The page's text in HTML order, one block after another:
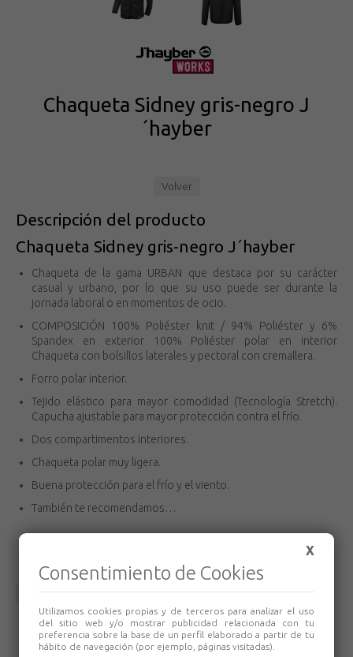
Chaqueta Sidney gris-negro J
´hayber
Volver
Descripción del producto
Chaqueta Sidney gris-negro J´hayber
Chaqueta de la gama URBAN que destaca por su carácter
casual y urbano, por lo que su uso puede ser durante la
jornada laboral o en momentos de ocio.
COMPOSICIÓN 100% Poliéster knit / 94% Poliéster y 6%
Spandex en exterior 100% Poliéster polar en interior
Chaqueta con bolsillos laterales y pectoral con cremallera.
Forro polar interior.
Tejido elástico para mayor comodidad (Tecnología Stretch).
Capucha ajustable para mayor protección contra el frío.
Dos compartimentos interiores.
Chaqueta polar muy ligera.
Buena protección para el frío y el viento.
También te recomendamos…
Volver
X
Consentimiento de Cookies
Utilizamos cookies propias y de terceros para analizar el uso
del sitio web y/o mostrar publicidad relacionada con tu
preferencia sobre la base de un perfil elaborado a partir de tu
hábito de navegación (por ejemplo, páginas visitadas).